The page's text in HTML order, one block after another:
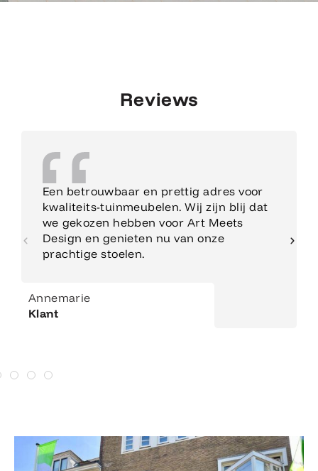
Reviews
Een betrouwbaar en prettig adres voor
kwaliteits-tuinmeubelen. Wij zijn blij dat
we gekozen hebben voor Art Meets
Design en genieten nu van onze
prachtige stoelen.
Annemarie
Klant